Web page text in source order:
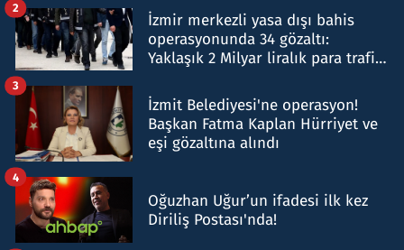
İzmir merkezli yasa dışı bahis
operasyonunda 34 gözaltı:
Yaklaşık 2 Milyar liralık para trafiği
2
İzmit Belediyesi'ne operasyon!
Başkan Fatma Kaplan Hürriyet ve
eşi gözaltına alındı
3
Oğuzhan Uğur’un ifadesi ilk kez
Diriliş Postası'nda!
4